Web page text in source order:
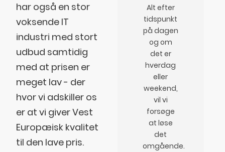
har også en stor
voksende IT
industri med stort
udbud samtidig
med at prisen er
meget lav - der
hvor vi adskiller os
er at vi giver Vest
Europæisk kvalitet
til den lave pris.
Alt efter
tidspunkt
på dagen
og om
det er
hverdag
eller
weekend,
vil vi
forsøge
at løse
det
omgående.